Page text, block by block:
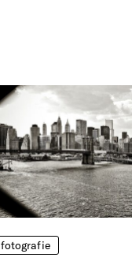
fotografie